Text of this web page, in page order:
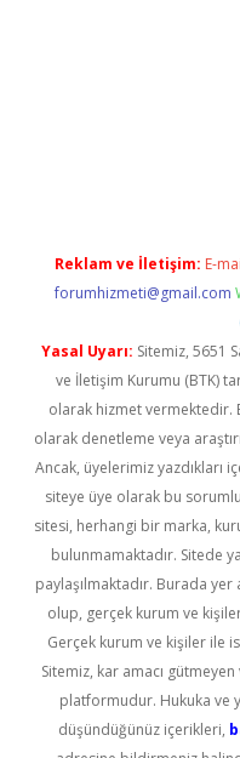
Reklam ve İletişim: E-
forumhizmeti@gmail.com
Yasal Uyarı: Sitemiz, 5651
ve İletişim Kurumu (BTK)
olarak hizmet
olarak denetleme veya
Ancak, üyelerimiz yazdıkları
siteye üye olarak bu
sitesi, herhangi bir marka,
bulunmamaktadır. Sitede
paylaşılmaktadır. Burada
olup, gerçek kurum ve
Gerçek kurum ve kişiler ile
Sitemiz, kar amacı
platformudur. Hukuka ve
düşündüğünüz içerikleri,